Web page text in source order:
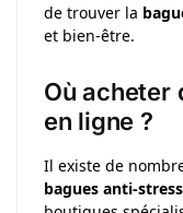
de trouver la
et bien-être.
Où acheter
en ligne ?
Il existe de
bagues anti-stress